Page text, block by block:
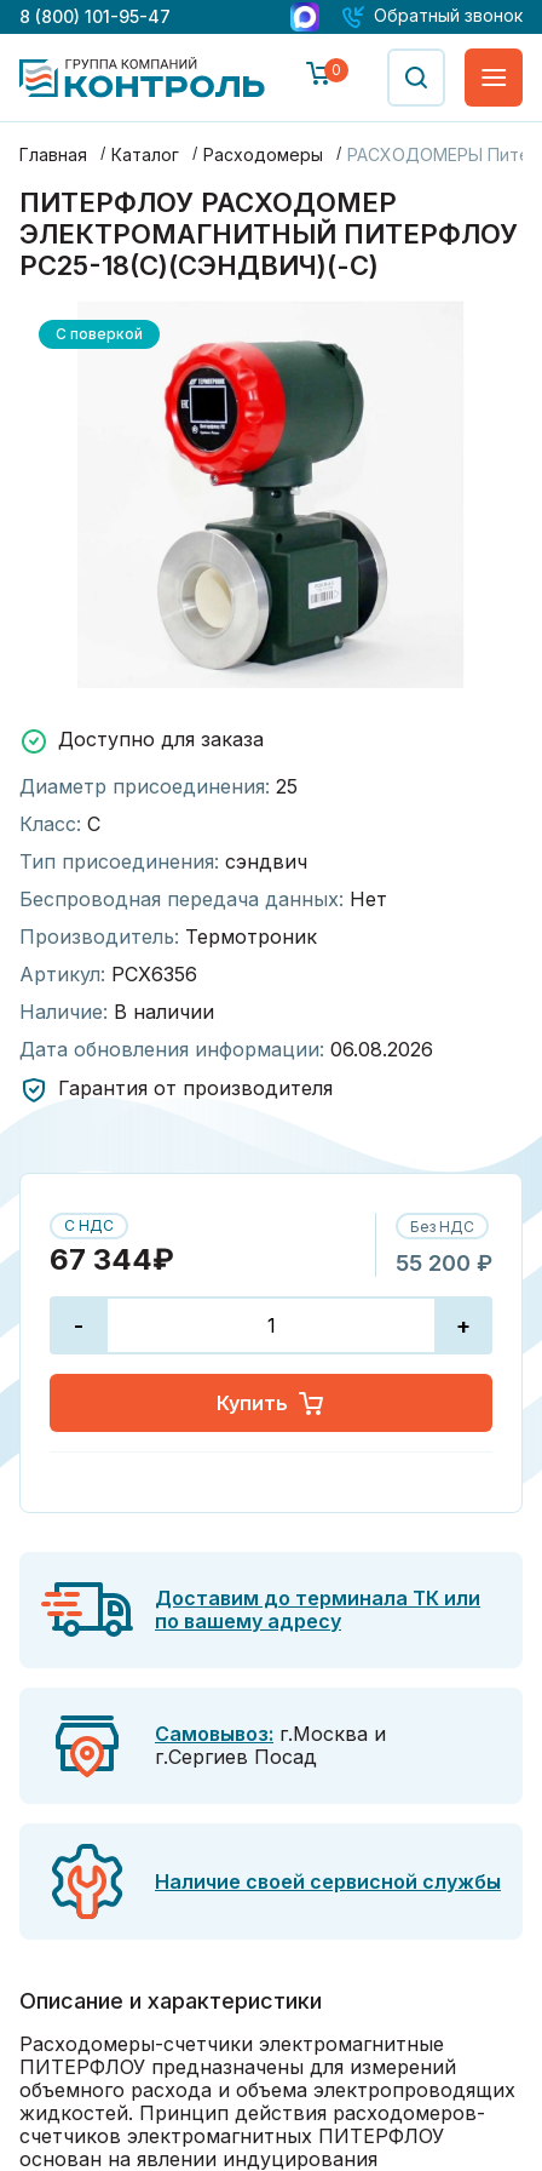
8 (800) 101-95-47 Обратный звонок
0
Главная Каталог Расходомеры РАСХОДОМЕРЫ
ПИТЕРФЛОУ РАСХОДОМЕР
ЭЛЕКТРОМАГНИТНЫЙ ПИТЕРФЛОУ
РС25-18(С)(СЭНДВИЧ)(-С)
С поверкой
Доступно для заказа
Диаметр присоединения: 25
Класс: С
Тип присоединения: сэндвич
Беспроводная передача данных: Нет
Производитель: Термотроник
Артикул: РСХ6356
Наличие: В наличии
Дата обновления информации: 06.08.2026
Гарантия от производителя
С НДС
67 344₽
Без НДС
55 200 ₽
- +
Купить
Доставим до терминала ТК или
по вашему адресу
Самовывоз: г.Москва и
г.Сергиев Посад
Наличие своей сервисной службы
Описание и характеристики
Расходомеры-счетчики электромагнитные
ПИТЕРФЛОУ предназначены для измерений
объемного расхода и объема электропроводящих
жидкостей. Принцип действия расходомеров-
счетчиков электромагнитных ПИТЕРФЛОУ
основан на явлении индуцирования